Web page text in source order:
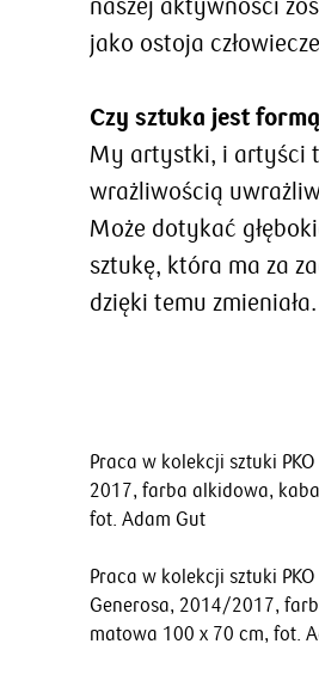
naszej aktywności
jako ostoja
Czy sztuka jest
My artystki, i artyści
wrażliwością
Może dotykać
sztukę, która ma za
dzięki temu zmieniała.
Praca w kolekcji sztuki
2017, farba alkidowa,
fot. Adam Gut
Praca w kolekcji sztuki
Generosa, 2014/2017,
matowa 100 x 70 cm, fot.